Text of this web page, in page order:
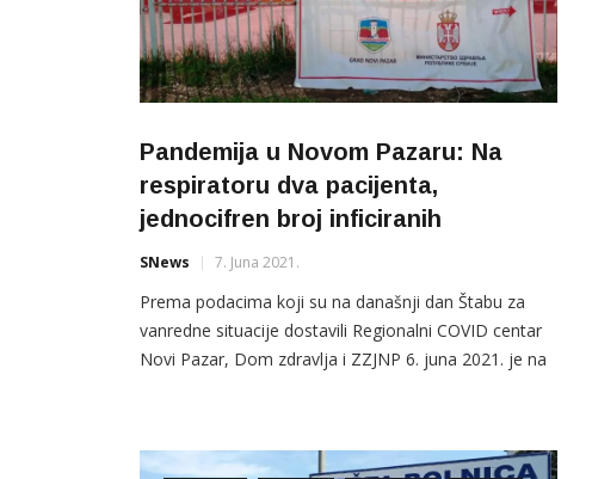
Pandemija u Novom Pazaru: Na
respiratoru dva pacijenta,
jednocifren broj inficiranih
SNews 7. Juna 2021.
Prema podacima koji su na današnji dan Štabu za
vanredne situacije dostavili Regionalni COVID centar
Novi Pazar, Dom zdravlja i ZZJNP 6. juna 2021. je na